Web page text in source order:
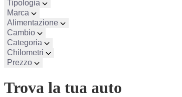
Tipologia
Marca
Alimentazione
Cambio
Categoria
Chilometri
Prezzo
Trova la tua auto